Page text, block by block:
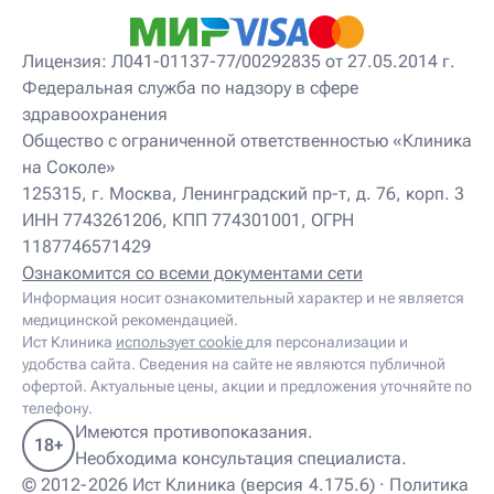
Детский невропатолог
Детский нейропсихолог
Детский нутрициолог
Детский ортопед
Детский остеопат
Детский отоневролог
Детский подиатр
Детский психолог
Детский психотерапевт
Детский реабилитолог
Детский ревматолог
Детский рефлексотерапевт
Детский сомнолог
Детский спортивный врач
Детский травматолог
Детский травматолог-ортопед
Детский физиотерапевт
Детский эндокринолог
Диабетолог
Диетолог
Лицензия: Л041-01137-77/00292835 от 27.05.2014 г.
Федеральная служба по надзору в сфере
здравоохранения
Общество с ограниченной ответственностью «Клиника
на Соколе»
125315, г. Москва, Ленинградский пр-т, д. 76, корп. 3
ИНН 7743261206, КПП 774301001, ОГРН
1187746571429
Ознакомится со всеми документами сети
Информация носит ознакомительный характер и не является
медицинской рекомендацией.
Ист Клиника использует cookie для персонализации и
удобства сайта. Сведения на сайте не являются публичной
офертой. Актуальные цены, акции и предложения уточняйте по
телефону.
© 2012-2026 Ист Клиника (версия 4.175.6) · Политика
Имеются противопоказания.
Необходима консультация специалиста.
18+